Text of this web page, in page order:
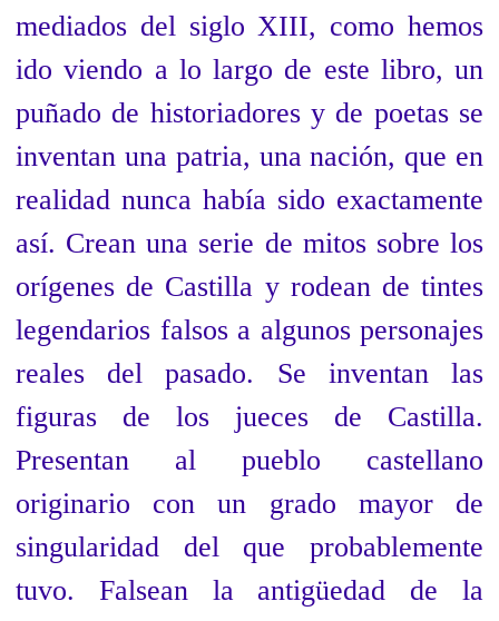
mediados del siglo XIII, como hemos
ido viendo a lo largo de este libro, un
puñado de historiadores y de poetas se
inventan una patria, una nación, que en
realidad nunca había sido exactamente
así. Crean una serie de mitos sobre los
orígenes de Castilla y rodean de tintes
legendarios falsos a algunos personajes
reales del pasado. Se inventan las
figuras de los jueces de Castilla.
Presentan al pueblo castellano
originario con un grado mayor de
singularidad del que probablemente
tuvo. Falsean la antigüedad de la